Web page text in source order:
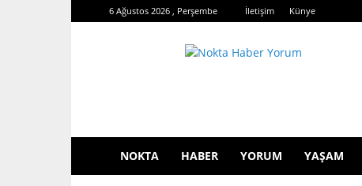
6 Ağustos 2026 , Perşembe İletişim Künye
NOKTA HABER YORUM YAŞAM